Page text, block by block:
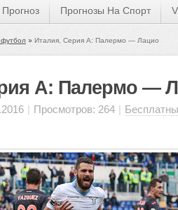
Прогнозы На Спорт
Италия, Серия А: Палермо — Лацио
А: Палермо —
| Просмотров: 264 |